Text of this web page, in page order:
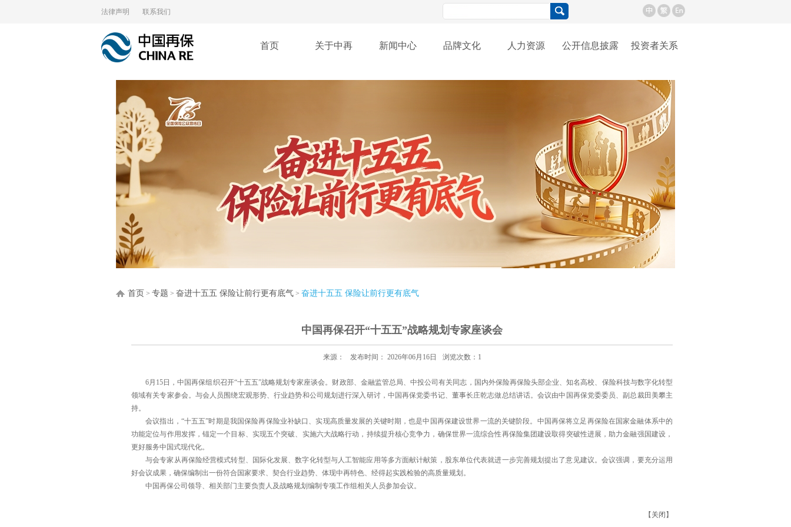
法律声明 联系我们
首页 关于中再 新闻中心 品牌文化 人力资源 公开信息披露 投资者关系
首页 > 专题 > 奋进十五五 保险让前行更有底气 > 奋进十五五 保险让前行更有底气
中国再保召开“十五五”战略规划专家座谈会
来源： 发布时间： 2026年06月16日 浏览次数： 1
6月15日，中国再保组织召开“十五五”战略规划专家座谈会。财政部、金融监管总局、中投公司有关同志，国内外保险再保险头部企业、知名高校、保险科技与数字化转型
领域有关专家参会。与会人员围绕宏观形势、行业趋势和公司规划进行深入研讨，中国再保党委书记、董事长庄乾志做总结讲话。会议由中国再保党委委员、副总裁田美攀主
持。
会议指出，“十五五”时期是我国保险再保险业补缺口、实现高质量发展的关键时期，也是中国再保建设世界一流的关键阶段。中国再保将立足再保险在国家金融体系中的
功能定位与作用发挥，锚定一个目标、实现五个突破、实施六大战略行动，持续提升核心竞争力，确保世界一流综合性再保险集团建设取得突破性进展，助力金融强国建设，
更好服务中国式现代化。
与会专家从再保险经营模式转型、国际化发展、数字化转型与人工智能应用等多方面献计献策，股东单位代表就进一步完善规划提出了意见建议。会议强调，要充分运用
好会议成果，确保编制出一份符合国家要求、契合行业趋势、体现中再特色、经得起实践检验的高质量规划。
中国再保公司领导、相关部门主要负责人及战略规划编制专项工作组相关人员参加会议。
【 关闭 】